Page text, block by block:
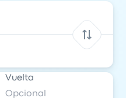
Vuelta